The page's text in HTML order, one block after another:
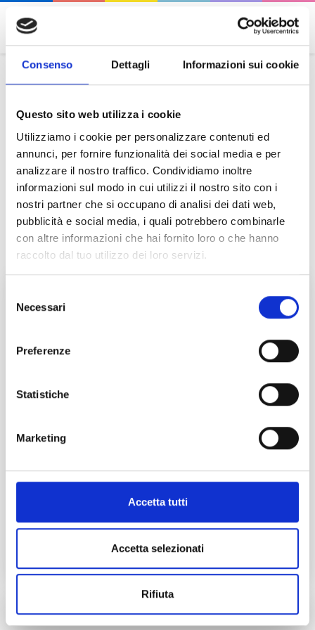
Consenso Dettagli Informazioni sui cookie
Questo sito web utilizza i cookie
Utilizziamo i cookie per personalizzare contenuti ed
annunci, per fornire funzionalità dei social media e per
analizzare il nostro traffico. Condividiamo inoltre
informazioni sul modo in cui utilizzi il nostro sito con i
nostri partner che si occupano di analisi dei dati web,
pubblicità e social media, i quali potrebbero combinarle
con altre informazioni che hai fornito loro o che hanno
raccolto dal tuo utilizzo dei loro servizi.
delNecessari
Preferenze
Statistiche
Marketing
Accetta tutti
Accetta selezionati
Rifiuta
☰
🎯 Dedicato alle istituzioni AFAM.
💻 Aggiornamenti software
📱 Nuove funzionalità e servizi digitali
🎓 Corsi di formazione e seminari
📢 Avvisi importanti
Iscriviti al canale